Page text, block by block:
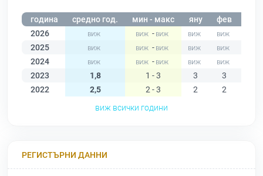
година средно год. мин - макс яну фев
2026
-
2025
-
2024
-
2023
1,8 1 - 3 3 3
2022
2,5 2 - 3 2 2
виж всички години
РЕГИСТЪРНИ ДАННИ